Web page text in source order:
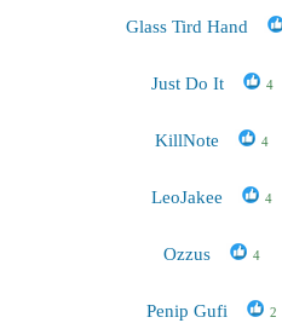
Glass Tird Hand
Just Do It 4
KillNote 4
LeoJakee 4
Ozzus 4
Penip Gufi 2